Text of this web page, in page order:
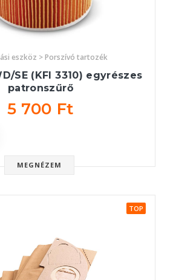
eszköz > Porszívó tartozék
SE (KFI 3310) egyrészes
patronszűrő
5 700 Ft
MEGNÉZEM
TOP